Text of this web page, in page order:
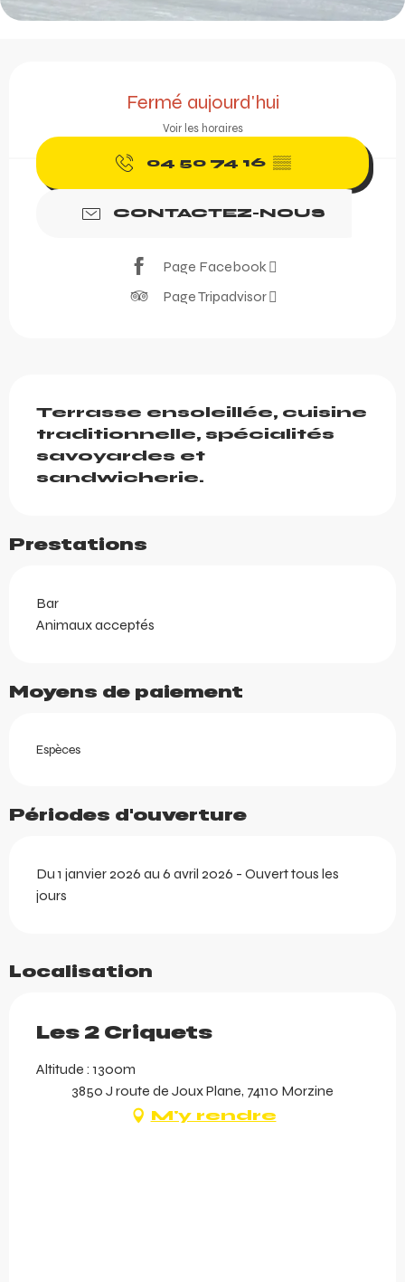
Fermé aujourd'hui
Voir les horaires
04 50 74 16 ▒▒
CONTACTEZ-NOUS
Page Facebook
Page Tripadvisor
Terrasse ensoleillée, cuisine
traditionnelle, spécialités
savoyardes et
sandwicherie.
Prestations
Bar
Animaux acceptés
Moyens de paiement
Espèces
Périodes d'ouverture
Du 1 janvier 2026 au 6 avril 2026 - Ouvert tous les
jours
Localisation
Les 2 Criquets
Altitude : 1300m
3850 J route de Joux Plane, 74110 Morzine
M'y rendre